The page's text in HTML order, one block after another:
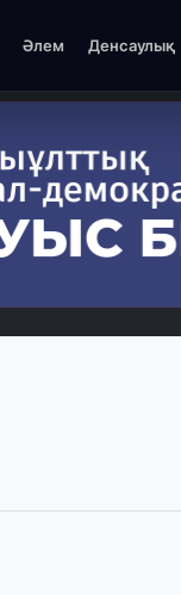
Әлем Денсаулық